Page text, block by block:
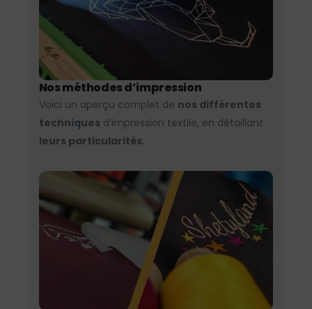
Nos méthodes d’impression
Voici un aperçu complet de nos différentes
techniques d’impression textile, en détaillant
leurs particularités.